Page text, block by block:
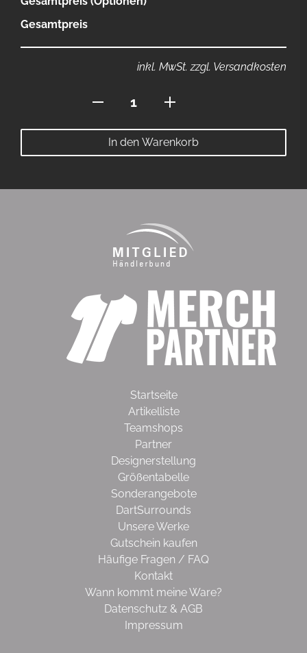
Gesamtpreis
inkl. MwSt. zzgl. Versandkosten
ohne
Bauchtasche
Menge
In den Warenkorb
Startseite
Artikelliste
Teamshops
Partner
Designerstellung
Größentabelle
Sonderangebote
DartSurrounds
Unsere Werke
Gutschein kaufen
Häufige Fragen / FAQ
Kontakt
Wann kommt meine Ware?
Datenschutz & AGB
Impressum